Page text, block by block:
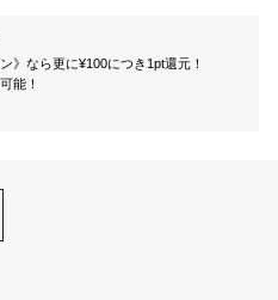
》なら更に¥100につき1pt還元！
能！